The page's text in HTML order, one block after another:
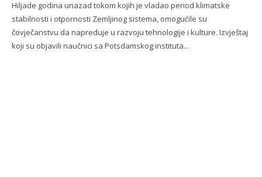
Hiljade godina unazad tokom kojih je vladao period klimatske
stabilnosti i otpornosti Zemljinog sistema, omogućile su
čovječanstvu da napreduje u razvoju tehnologije i kulture. Izvještaj
koji su objavili naučnici sa Potsdamskog instituta...